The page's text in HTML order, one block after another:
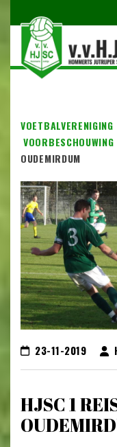
VOETBALVERENIGING
VOORBESCHOUWING
OUDEMIRDUM
23-11-2019
HJSC 1